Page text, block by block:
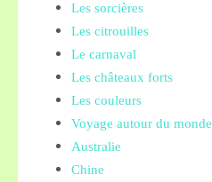
Les sorcières
Les citrouilles
Le carnaval
Les châteaux forts
Les couleurs
Voyage autour du monde
Australie
Chine